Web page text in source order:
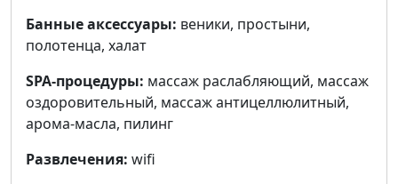
Банные аксессуары: веники, простыни,
полотенца, халат
SPA-процедуры: массаж раслабляющий, массаж
оздоровительный, массаж антицеллюлитный,
арома-масла, пилинг
Развлечения: wifi